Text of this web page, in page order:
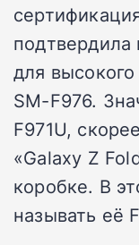
подтвердила
для
SM-F976.
F971U,
«Galaxy Z
коробке. В
называть её